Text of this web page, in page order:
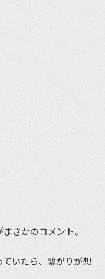
さかのコメント。
いたら、繋がりが想